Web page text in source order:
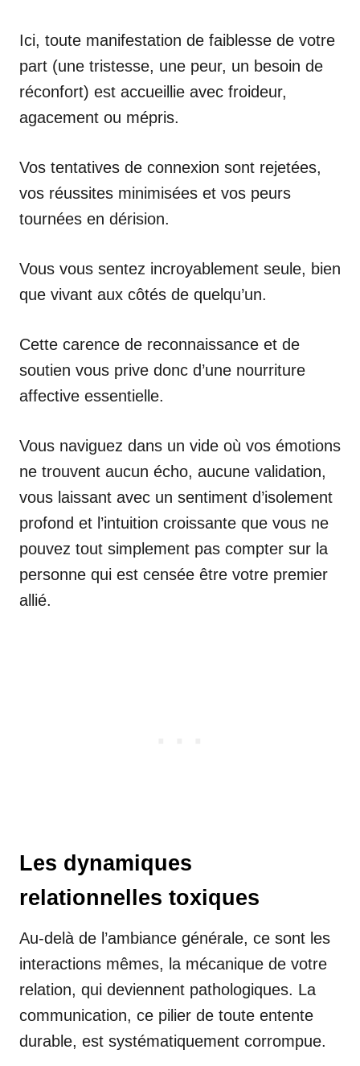
Ici, toute manifestation de faiblesse de votre
part (une tristesse, une peur, un besoin de
réconfort) est accueillie avec froideur,
agacement ou mépris.
Vos tentatives de connexion sont rejetées,
vos réussites minimisées et vos peurs
tournées en dérision.
Vous vous sentez incroyablement seule, bien
que vivant aux côtés de quelqu’un.
Cette carence de reconnaissance et de
soutien vous prive donc d’une nourriture
affective essentielle.
Vous naviguez dans un vide où vos émotions
ne trouvent aucun écho, aucune validation,
vous laissant avec un sentiment d’isolement
profond et l’intuition croissante que vous ne
pouvez tout simplement pas compter sur la
personne qui est censée être votre premier
allié.
Les dynamiques
relationnelles toxiques
Au-delà de l’ambiance générale, ce sont les
interactions mêmes, la mécanique de votre
relation, qui deviennent pathologiques. La
communication, ce pilier de toute entente
durable, est systématiquement corrompue.